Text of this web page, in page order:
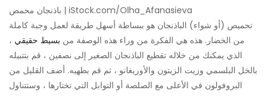
باذنجان محمص | iStock.com/Olha_Afanasieva
تحميص (أو شواء) الباذنجان هو ببساطة أسهل طريقة لعمل وجبة كاملة
من الخضار. هذه هي الفكرة من وراء هذه الوصفة من بسيط حقيقي ،
الذي يمكنك من خلاله تقطيع الباذنجان الصغير إلى نصفين ، قم بتتبيله
بالخل البلسمي وزيت الزيتون والأوريغانو ، ثم قم بطهيه. أضف القليل من
البروفولون في الأعلى مع الصلصة أو التوابل التي تختارها ، وستتناول